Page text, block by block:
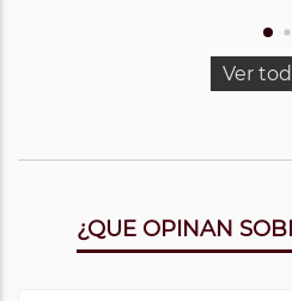
Ver
¿QUE OPINAN